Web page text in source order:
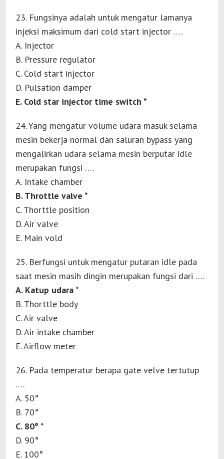
23. Fungsinya adalah untuk mengatur lamanya
injeksi maksimum dari cold start injector ….
A. Injector
B. Pressure regulator
C. Cold start injector
D. Pulsation damper
E. Cold star injector time switch *
24. Yang mengatur volume udara masuk selama
mesin bekerja normal dan saluran bypass yang
mengalirkan udara selama mesin berputar idle
merupakan fungsi ….
A. Intake chamber
B. Throttle valve *
C. Thorttle position
D. Air valve
E. Main vold
25. Berfungsi untuk mengatur putaran idle pada
saat mesin masih dingin merupakan fungsi dari ….
A. Katup udara *
B. Thorttle body
C. Air valve
D. Air intake chamber
E. Airflow meter
26. Pada temperatur berapa gate velve tertutup
….
A. 50°
B. 70°
C. 80° *
D. 90°
E. 100°